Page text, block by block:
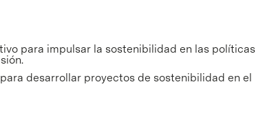
para impulsar la sostenibilidad en las políticas
desarrollar proyectos de sostenibilidad en el